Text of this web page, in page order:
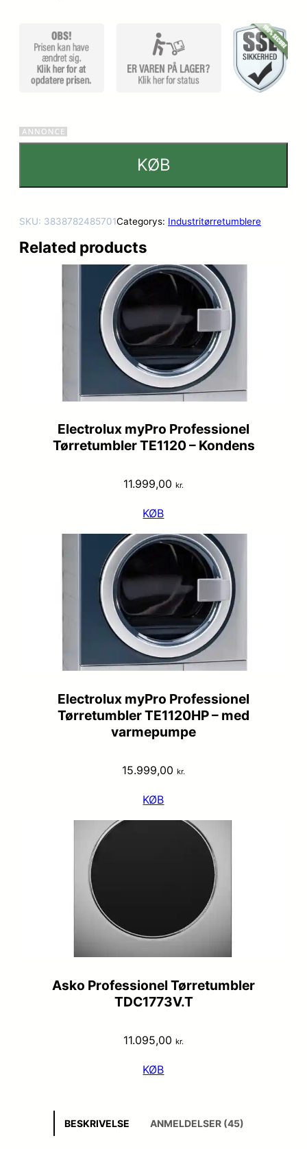
KØB
SKU: 3838782485701Categorys: Industritørretumblere
Related products
Electrolux myPro Professionel
Tørretumbler TE1120 – Kondens
11.999,00 kr.
KØB
Electrolux myPro Professionel
Tørretumbler TE1120HP – med
varmepumpe
15.999,00 kr.
KØB
Asko Professionel Tørretumbler
TDC1773V.T
11.095,00 kr.
KØB
BESKRIVELSE ANMELDELSER (45)